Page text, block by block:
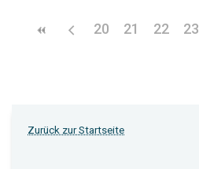
20 21 22 23
Zurück zur Startseite